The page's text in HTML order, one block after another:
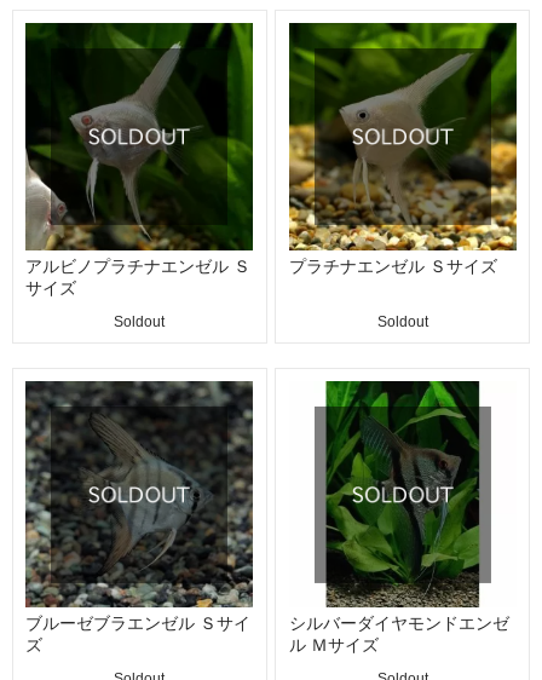
アルビノプラチナエンゼル Ｓ
サイズ
Soldout
プラチナエンゼル Ｓサイズ
Soldout
ブルーゼブラエンゼル Ｓサイ
ズ
シルバーダイヤモンドエンゼ
ル Ｍサイズ